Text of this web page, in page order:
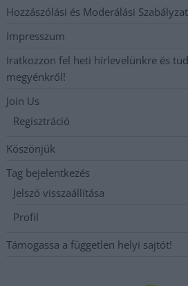
Hozzászólási és Moderálási Szabályzat
Impresszum
Iratkozzon fel heti hírlevelünkre és
megyénkről!
Join Us
Regisztráció
Köszönjük
Tag bejelentkezés
Jelszó visszaállítása
Profil
Támogassa a független helyi sajtót!